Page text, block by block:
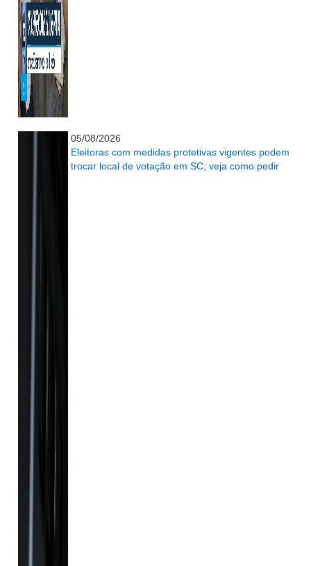
05/08/2026
Eleitoras com medidas protetivas vigentes podem
trocar local de votação em SC; veja como pedir